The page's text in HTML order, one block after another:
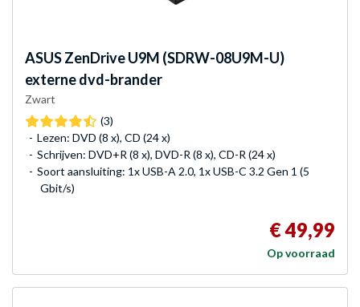
ASUSZenDrive U9M (SDRW-08U9M-U)
externe dvd-brander
Zwart
(3)
Lezen: DVD (8 x), CD (24 x)
Schrijven: DVD+R (8 x), DVD-R (8 x), CD-R (24 x)
Soort aansluiting: 1x USB-A 2.0, 1x USB-C 3.2 Gen 1 (5
Gbit/s)
€ 49,99
Op voorraad